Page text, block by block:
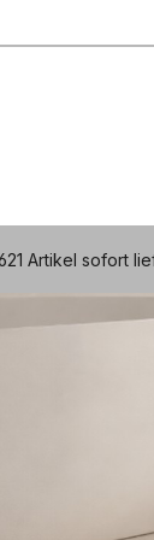
Artikel sofort